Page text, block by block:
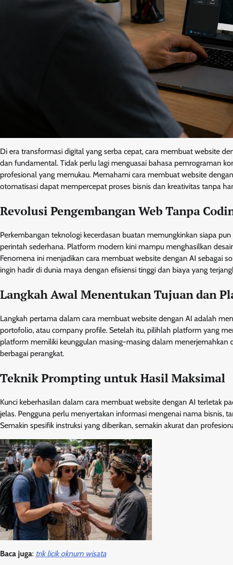
Di era transformasi digital yang serba cepat, cara membuat website
dan fundamental. Tidak perlu lagi menguasai bahasa pemrograman
profesional yang memukau. Memahami cara membuat website
otomatisasi dapat mempercepat proses bisnis dan kreativitas tanpa
Revolusi Pengembangan Web Tanpa
Perkembangan teknologi kecerdasan buatan memungkinkan siapa
perintah sederhana. Platform modern kini mampu menghasilkan
Fenomena ini menjadikan cara membuat website dengan AI sebagai
ingin hadir di dunia maya dengan efisiensi tinggi dan biaya yang
Langkah Awal Menentukan Tujuan dan
Langkah pertama dalam cara membuat website dengan AI adalah
portofolio, atau company profile. Setelah itu, pilihlah platform yang
platform memiliki keunggulan masing-masing dalam menerjemahkan
berbagai perangkat.
Teknik Prompting untuk Hasil Maksimal
Kunci keberhasilan dalam cara membuat website dengan AI terletak
jelas. Pengguna perlu menyertakan informasi mengenai nama bisnis,
Semakin spesifik instruksi yang diberikan, semakin akurat dan
Baca juga: trik licik oknum wisata